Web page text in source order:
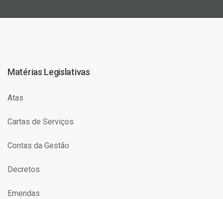
Matérias Legislativas
Atas
Cartas de Serviços
Contas da Gestão
Decretos
Emendas